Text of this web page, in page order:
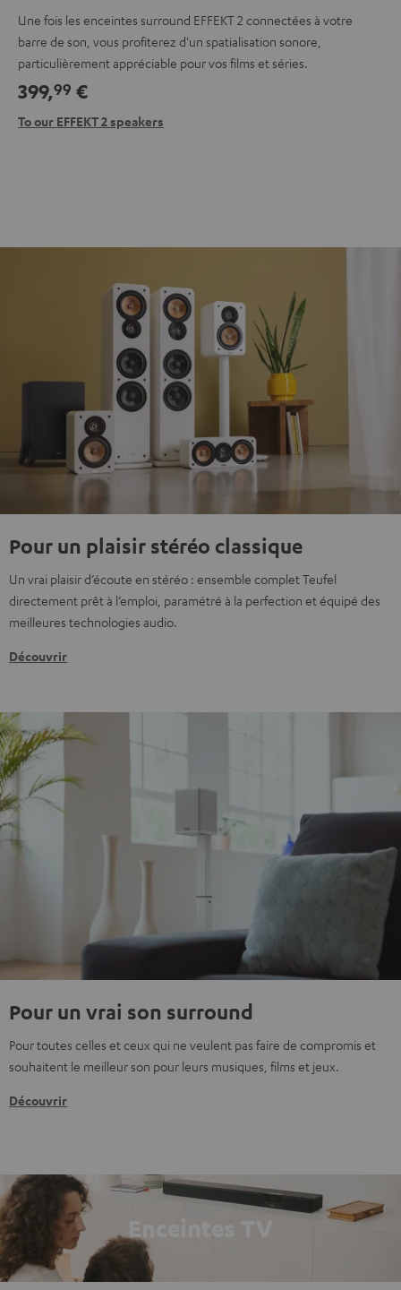
Une fois les enceintes surround EFFEKT 2 connectées à votre
barre de son, vous profiterez d'un spatialisation sonore,
particulièrement appréciable pour vos films et séries.
399,99 €
To our EFFEKT 2 speakers
Pour un plaisir stéréo classique
Un vrai plaisir d’écoute en stéréo : ensemble complet Teufel
directement prêt à l’emploi, paramétré à la perfection et équipé des
meilleures technologies audio.
Découvrir
Pour un vrai son surround
Pour toutes celles et ceux qui ne veulent pas faire de compromis et
souhaitent le meilleur son pour leurs musiques, films et jeux.
Découvrir
Enceintes TV